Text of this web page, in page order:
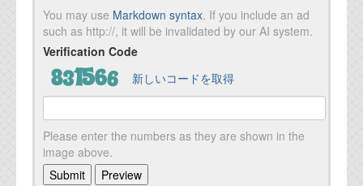
You may use Markdown syntax. If you include an ad
such as http://, it will be invalidated by our AI system.
Verification Code
新しいコードを取得
Please enter the numbers as they are shown in the
image above.